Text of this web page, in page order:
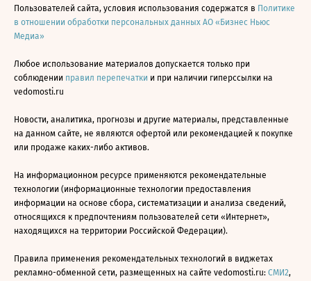
Пользователей сайта, условия использования содержатся в Политике
в отношении обработки персональных данных АО «Бизнес Ньюс
Медиа»
Любое использование материалов допускается только при
соблюдении правил перепечатки и при наличии гиперссылки на
vedomosti.ru
Новости, аналитика, прогнозы и другие материалы, представленные
на данном сайте, не являются офертой или рекомендацией к покупке
или продаже каких-либо активов.
На информационном ресурсе применяются рекомендательные
технологии (информационные технологии предоставления
информации на основе сбора, систематизации и анализа сведений,
относящихся к предпочтениям пользователей сети «Интернет»,
находящихся на территории Российской Федерации).
Правила применения рекомендательных технологий в виджетах
рекламно-обменной сети, размещенных на сайте vedomosti.ru: СМИ2,